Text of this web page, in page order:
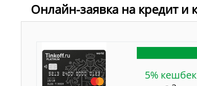
Онлайн-заявка на кредит и
5% кешбек